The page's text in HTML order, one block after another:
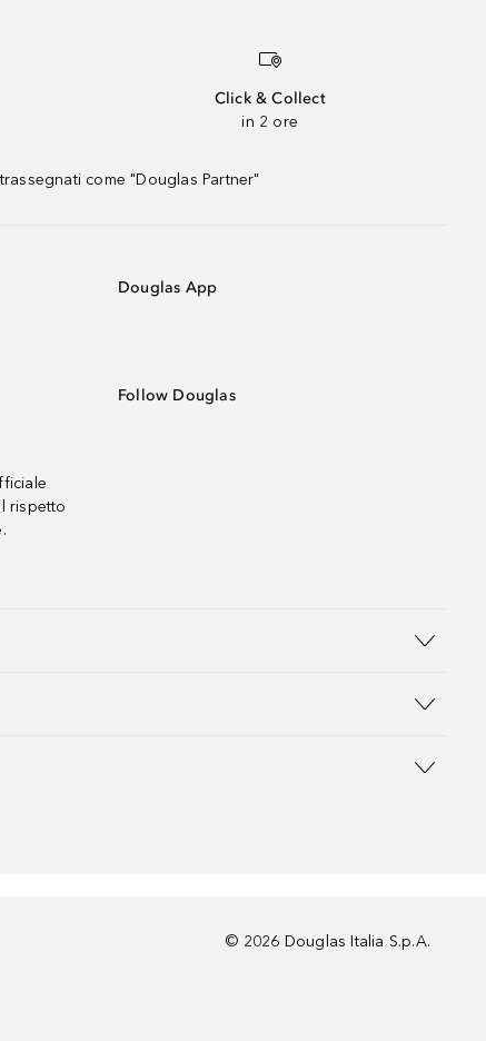
Click & Collect
in 2 ore
come "Douglas Partner"
rispetto
Douglas App
Follow Douglas
© 2026 Douglas Italia S.p.A.